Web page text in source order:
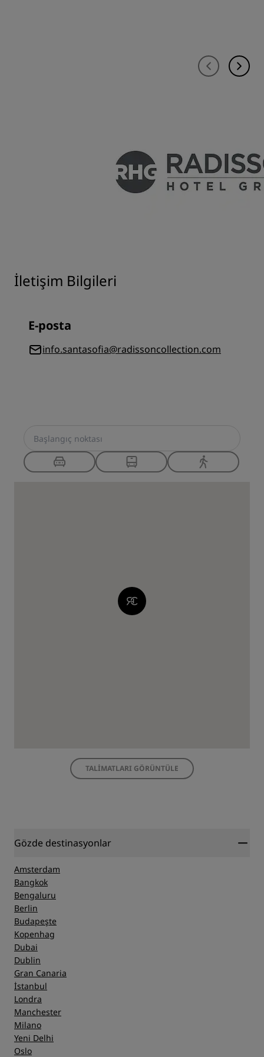
İletişim Bilgileri
E-posta
info.santasofia@radissoncollection.com
TALIMATLARI GÖRÜNTÜLE
Gözde destinasyonlar
Amsterdam
Bangkok
Bengaluru
Berlin
Budapeşte
Kopenhag
Dubai
Dublin
Gran Canaria
İstanbul
Londra
Manchester
Milano
Yeni Delhi
Oslo